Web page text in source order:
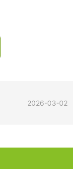
世紀
2026-03-02
！